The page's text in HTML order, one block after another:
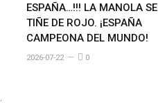
ESPAÑA…!!! LA MANOLA SE
TIÑE DE ROJO. ¡ESPAÑA
CAMPEONA DEL MUNDO!
2026-07-22 0